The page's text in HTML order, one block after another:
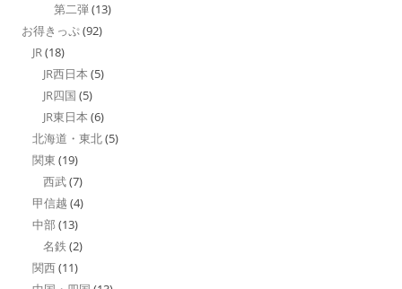
第二弾(13)
お得きっぷ(92)
JR(18)
JR西日本 (5)
JR四国 (5)
JR東日本 (6)
北海道・東北(5)
関東 (19)
西武(7)
甲信越 (4)
中部 (13)
名鉄 (2)
関西(11)